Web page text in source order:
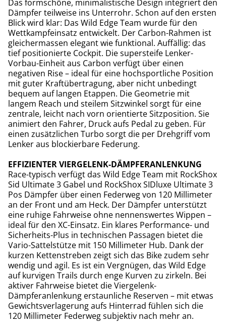
Das formschöne, minimalistische Design integriert den
Dämpfer teilweise ins Unterrohr. Schon auf den ersten
Blick wird klar: Das Wild Edge Team wurde für den
Wettkampfeinsatz entwickelt. Der Carbon-Rahmen ist
gleichermassen elegant wie funktional. Auffällig: das
tief positionierte Cockpit. Die supersteife Lenker-
Vorbau-Einheit aus Carbon verfügt über einen
negativen Rise – ideal für eine hochsportliche Position
mit guter Kraftübertragung, aber nicht unbedingt
bequem auf langen Etappen. Die Geometrie mit
langem Reach und steilem Sitzwinkel sorgt für eine
zentrale, leicht nach vorn orientierte Sitzposition. Sie
animiert den Fahrer, Druck aufs Pedal zu geben. Für
einen zusätzlichen Turbo sorgt die per Drehgriff vom
Lenker aus blockierbare Federung.
EFFIZIENTER VIERGELENK-DÄMPFERANLENKUNG
Race-typisch verfügt das Wild Edge Team mit RockShox
Sid Ultimate 3 Gabel und RockShox SIDluxe Ultimate 3
Pos Dämpfer über einen Federweg von 120 Millimeter
an der Front und am Heck. Der Dämpfer unterstützt
eine ruhige Fahrweise ohne nennenswertes Wippen –
ideal für den XC-Einsatz. Ein klares Performance- und
Sicherheits-Plus in technischen Passagen bietet die
Vario-Sattelstütze mit 150 Millimeter Hub. Dank der
kurzen Kettenstreben zeigt sich das Bike zudem sehr
wendig und agil. Es ist ein Vergnügen, das Wild Edge
auf kurvigen Trails durch enge Kurven zu zirkeln. Bei
aktiver Fahrweise bietet die Viergelenk-
Dämpferanlenkung erstaunliche Reserven – mit etwas
Gewichtsverlagerung aufs Hinterrad fühlen sich die
120 Millimeter Federweg subjektiv nach mehr an.